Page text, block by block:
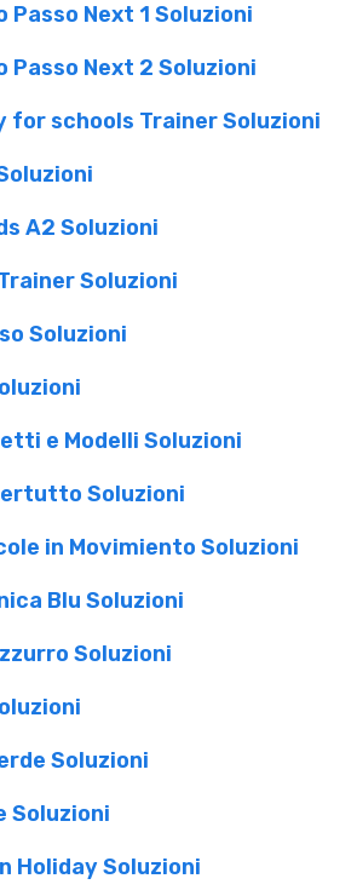
Passo Next 1 Soluzioni
Passo Next 2 Soluzioni
for schools Trainer Soluzioni
A2 Soluzioni
Soluzioni
Soluzioni
e Modelli Soluzioni
Soluzioni
in Movimiento Soluzioni
Blu Soluzioni
Soluzioni
Soluzioni
Soluzioni
Holiday Soluzioni